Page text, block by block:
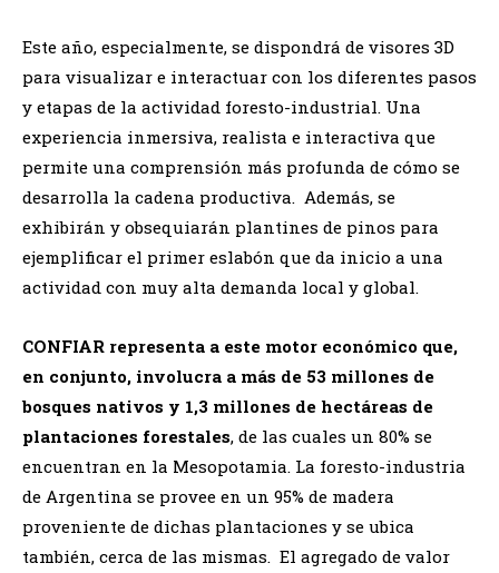
Este año, especialmente, se dispondrá de visores 3D
para visualizar e interactuar con los diferentes pasos
y etapas de la actividad foresto-industrial. Una
experiencia inmersiva, realista e interactiva que
permite una comprensión más profunda de cómo se
desarrolla la cadena productiva. Además, se
exhibirán y obsequiarán plantines de pinos para
ejemplificar el primer eslabón que da inicio a una
actividad con muy alta demanda local y global.
CONFIAR representa a este motor económico que,
en conjunto, involucra a más de 53 millones de
bosques nativos y 1,3 millones de hectáreas de
plantaciones forestales, de las cuales un 80% se
encuentran en la Mesopotamia. La foresto-industria
de Argentina se provee en un 95% de madera
proveniente de dichas plantaciones y se ubica
también, cerca de las mismas. El agregado de valor